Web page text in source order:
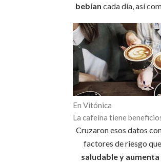
bebían cada día, así
En Vitónica
La cafeína tiene
Cruzaron esos datos
factores de riesgo
saludable y